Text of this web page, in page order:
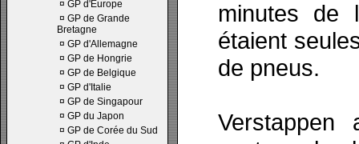
¤ GP d'Europe
¤ GP de Grande
Bretagne
¤ GP d'Allemagne
¤ GP de Hongrie
¤ GP de Belgique
¤ GP d'Italie
¤ GP de Singapour
¤ GP du Japon
¤ GP de Corée du Sud
minutes de
étaient
de pneus.